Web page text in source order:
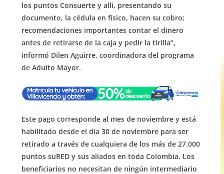
los puntos Consuerte y allí, presentando su
documento, la cédula en físico, hacen su cobro;
recomendaciones importantes contar el dinero
antes de retirarse de la caja y pedir la tirilla”,
informó Dilen Aguirre, coordinadora del programa
de Adulto Mayor.
Este pago corresponde al mes de noviembre y está
habilitado desde el día 30 de noviembre para ser
retirado a través de cualquiera de los más de 27.000
puntos suRED y sus aliados en toda Colombia. Los
beneficiarios no necesitan de ningún intermediario